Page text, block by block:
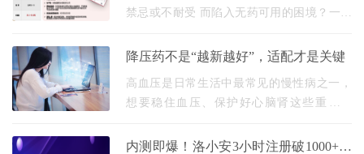
禁忌或不耐受 而陷入无药可用的困境？一款
这类患者带来 精准、长效的抗炎 新选择。但
降压药不是“越新越好”，适配才是关键
高血压是日常生活中最常见的慢性病之一，
想要稳住血压、保护好心脑肾这些重要器
半年、一年的药之后，心里都会犯嘀咕：这
内测即爆！洛小安3小时注册破1000+，